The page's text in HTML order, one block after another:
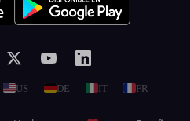
US DE IT FR